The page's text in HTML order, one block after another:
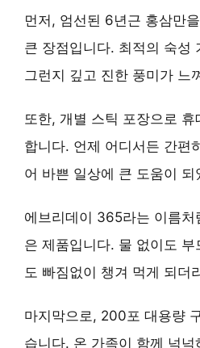
먼저, 엄선된 6년근 홍삼만
큰 장점입니다. 최적의 숙성
그런지 깊고 진한 풍미가 느
또한, 개별 스틱 포장으로 휴
합니다. 언제 어디서든 간편
어 바쁜 일상에 큰 도움이 되
에브리데이 365라는 이름처
은 제품입니다. 물 없이도
도 빠짐없이 챙겨 먹게 되더
마지막으로, 200포 대용량
습니다. 온 가족이 함께 넉